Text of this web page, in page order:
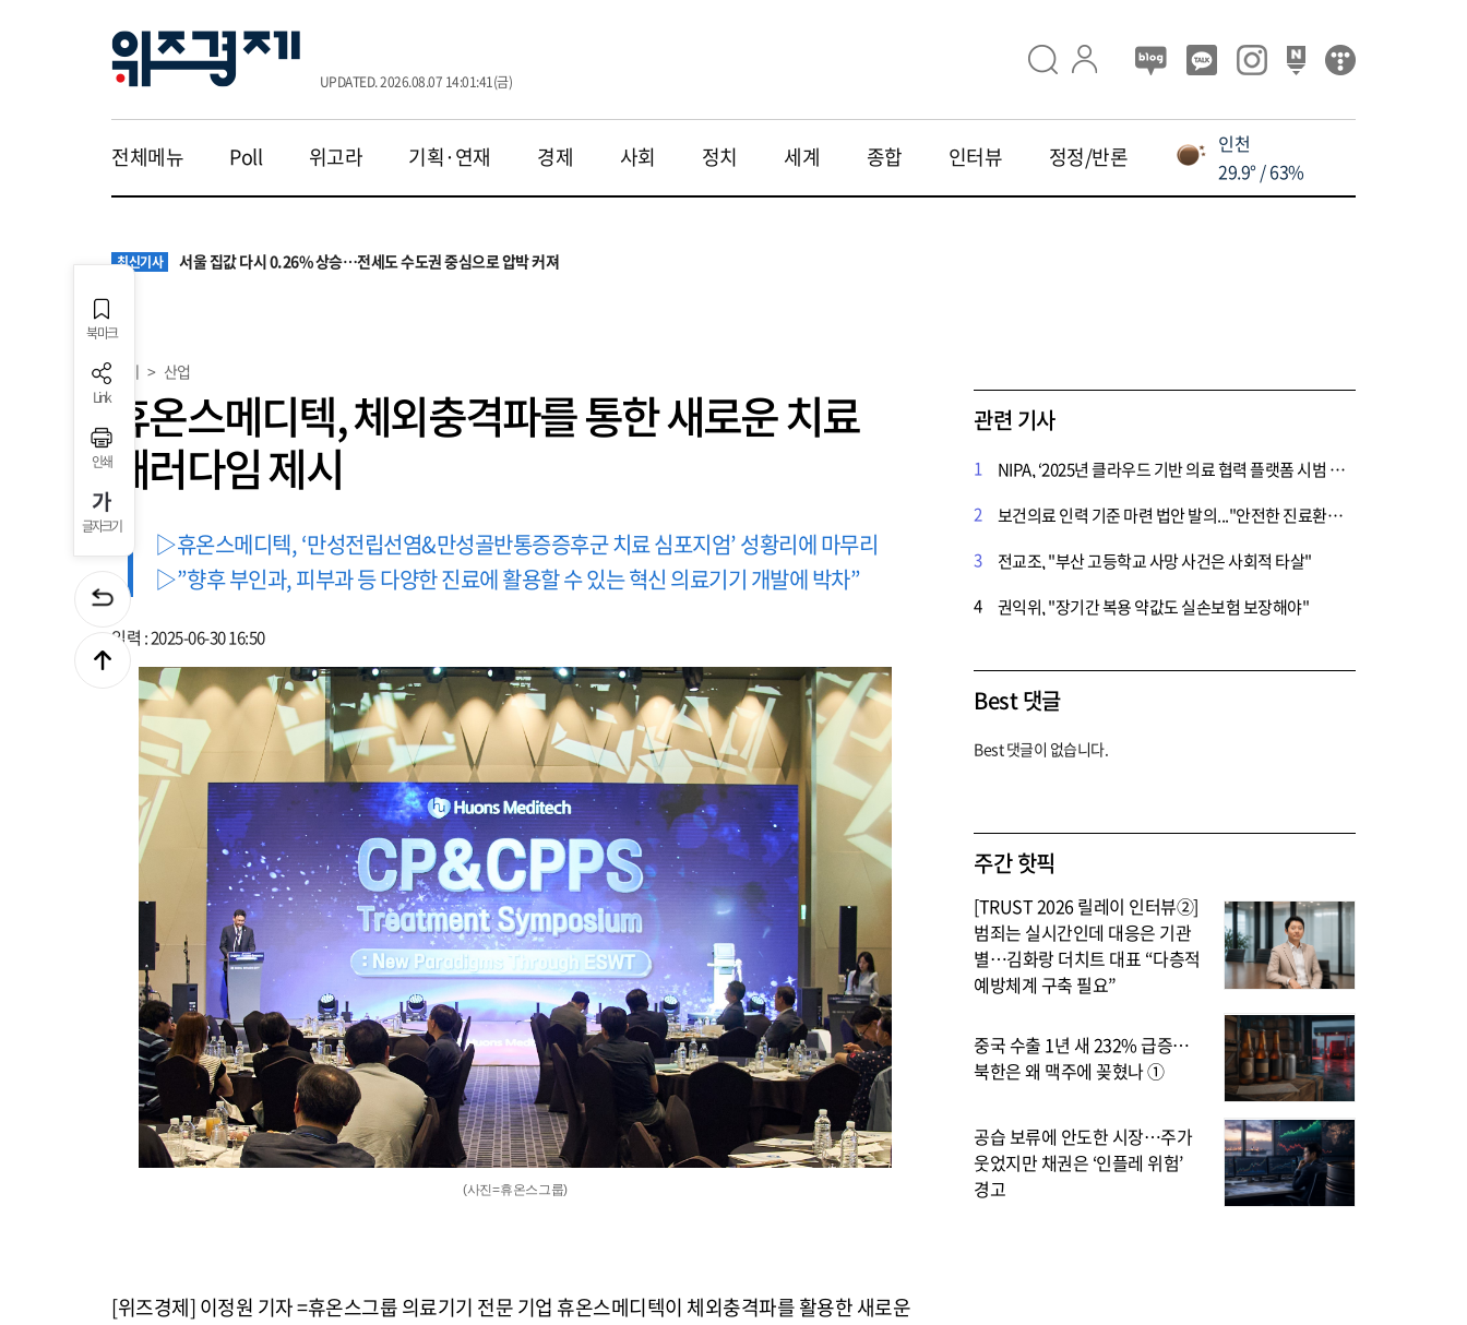
UPDATED. 2026.08.07 14:01:41(금)
전체메뉴 Poll 위고라 기획·연재 경제 사회 정치 세계 종합 인터뷰 정정/반론
인천
29.9° / 63%
최신기사 서울 집값 다시 0.26% 상승…전세도 수도권 중심으로 압박 커져
최신기사
북마크
Link
인쇄
글자크기
경제 > 산업
휴온스메디텍, 체외충격파를 통한 새로운 치료
패러다임 제시
▷휴온스메디텍, ‘만성전립선염&만성골반통증증후군 치료 심포지엄’ 성황리에 마무리
▷”향후 부인과, 피부과 등 다양한 진료에 활용할 수 있는 혁신 의료기기 개발에 박차”
입력 : 2025-06-30 16:50
(사진=휴온스그룹)
[위즈경제] 이정원 기자 =휴온스그룹 의료기기 전문 기업 휴온스메디텍이 체외충격파를 활용한 새로운
관련 기사
1
NIPA, ‘2025년 클라우드 기반 의료 협력 플랫폼 시범 사업’ 착수
2
보건의료 인력 기준 마련 법안 발의..."안전한 진료환경 만들기 위한 시작"
3
전교조, "부산 고등학교 사망 사건은 사회적 타살"
4
권익위, "장기간 복용 약값도 실손보험 보장해야"
Best 댓글
Best 댓글이 없습니다.
주간 핫픽
[TRUST 2026 릴레이 인터뷰②]
범죄는 실시간인데 대응은 기관
별…김화랑 더치트 대표 “다층적
예방체계 구축 필요”
중국 수출 1년 새 232% 급증…
북한은 왜 맥주에 꽂혔나 ①
공습 보류에 안도한 시장…주가
웃었지만 채권은 ‘인플레 위험’
경고